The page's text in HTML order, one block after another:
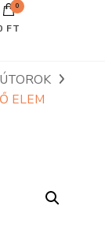
0
FT
ELEM